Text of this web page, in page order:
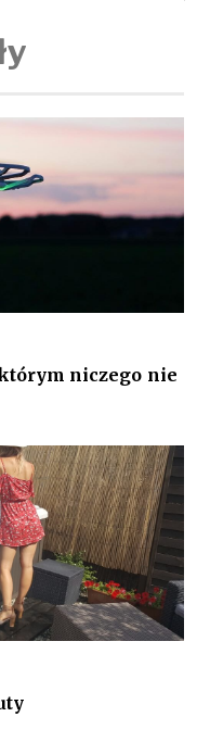
niczego nie